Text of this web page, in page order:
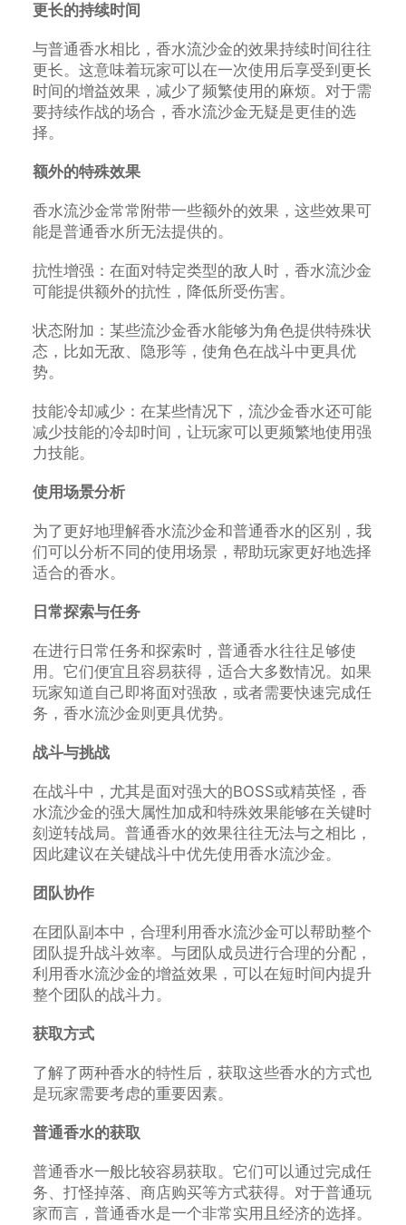
更长的持续时间
与普通香水相比，香水流沙金的效果持续时间往往
更长。这意味着玩家可以在一次使用后享受到更长
时间的增益效果，减少了频繁使用的麻烦。对于需
要持续作战的场合，香水流沙金无疑是更佳的选
择。
额外的特殊效果
香水流沙金常常附带一些额外的效果，这些效果可
能是普通香水所无法提供的。
抗性增强：在面对特定类型的敌人时，香水流沙金
可能提供额外的抗性，降低所受伤害。
状态附加：某些流沙金香水能够为角色提供特殊状
态，比如无敌、隐形等，使角色在战斗中更具优
势。
技能冷却减少：在某些情况下，流沙金香水还可能
减少技能的冷却时间，让玩家可以更频繁地使用强
力技能。
使用场景分析
为了更好地理解香水流沙金和普通香水的区别，我
们可以分析不同的使用场景，帮助玩家更好地选择
适合的香水。
日常探索与任务
在进行日常任务和探索时，普通香水往往足够使
用。它们便宜且容易获得，适合大多数情况。如果
玩家知道自己即将面对强敌，或者需要快速完成任
务，香水流沙金则更具优势。
战斗与挑战
在战斗中，尤其是面对强大的BOSS或精英怪，香
水流沙金的强大属性加成和特殊效果能够在关键时
刻逆转战局。普通香水的效果往往无法与之相比，
因此建议在关键战斗中优先使用香水流沙金。
团队协作
在团队副本中，合理利用香水流沙金可以帮助整个
团队提升战斗效率。与团队成员进行合理的分配，
利用香水流沙金的增益效果，可以在短时间内提升
整个团队的战斗力。
获取方式
了解了两种香水的特性后，获取这些香水的方式也
是玩家需要考虑的重要因素。
普通香水的获取
普通香水一般比较容易获取。它们可以通过完成任
务、打怪掉落、商店购买等方式获得。对于普通玩
家而言，普通香水是一个非常实用且经济的选择。